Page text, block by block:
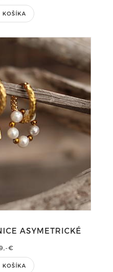
KOŠÍKA
ASYMETRICKÉ
€
KOŠÍKA